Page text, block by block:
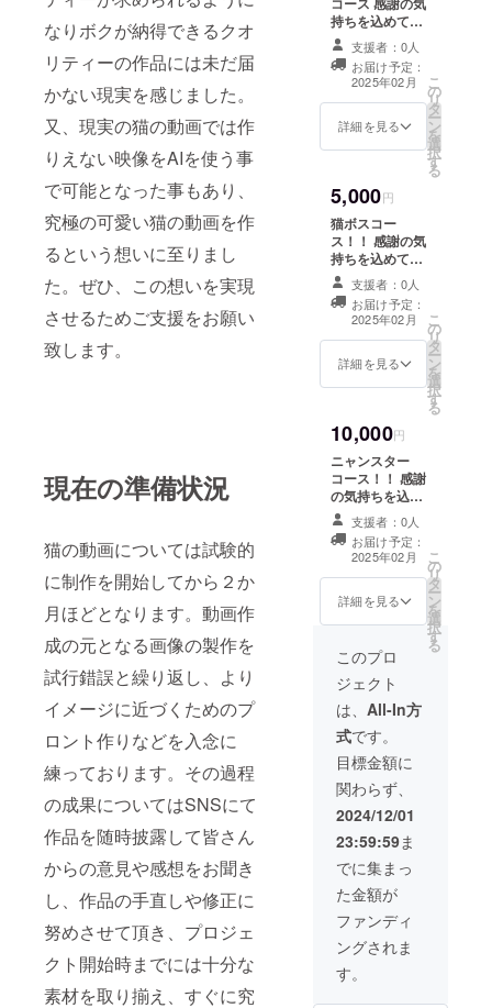
なりボクが納得できるクオ
リティーの作品には未だ届
かない現実を感じました。
又、現実の猫の動画では作
りえない映像をAIを使う事
で可能となった事もあり、
究極の可愛い猫の動画を作
るという想いに至りまし
た。ぜひ、この想いを実現
させるためご支援をお願い
致します。
現在の準備状況
猫の動画については試験的
に制作を開始してから２か
月ほどとなります。動画作
成の元となる画像の製作を
試行錯誤と繰り返し、より
イメージに近づくためのプ
ロント作りなどを入念に
練っております。その過程
の成果についてはSNSにて
作品を随時披露して皆さん
からの意見や感想をお聞き
し、作品の手直しや修正に
努めさせて頂き、プロジェ
クト開始時までには十分な
素材を取り揃え、すぐに究
持ちを込めて、
お礼のメッセー
ジと 厳選した超
絶カワイイ猫
ちゃんの高画質
なAI画像１０枚
をメールでお送
支援者：0人
お届け予定：
2025年02月
詳細を見る
こ
の
リ
タ
ー
ン
を
選
択
す
る
5,000円
猫ボスコー
ス！！ 感謝の気
持ちを込めて、
お礼のメッセー
ジと 厳選した超
絶カワイイ猫
ちゃんの高画質
なAI動画（３０
秒程度）と 厳選
０枚をメールで
お送りします。
支援者：0人
お届け予定：
2025年02月
詳細を見る
こ
の
リ
タ
ー
ン
を
選
択
す
る
10,000円
ニャンスター
コース！！ 感謝
の気持ちを込め
て、お礼のメッ
セージと 支援者
様からの簡単な
ご要望に基づい
たカワイイ猫
ちゃん高画質動
０秒ｘ３本）を
メールでお送り
します。 ※写真
となる画像を提
供頂ければ、そ
れを元に動画作
成を致します。
支援者：0人
お届け予定：
2025年02月
詳細を見る
こ
の
リ
タ
ー
ン
を
選
択
す
る
このプロ
ジェクト
は、 All-In方
式です。
目標金額に
関わらず、
2024/12/01
23:59:59ま
でに集まっ
た金額が
ファンディ
ングされま
す。